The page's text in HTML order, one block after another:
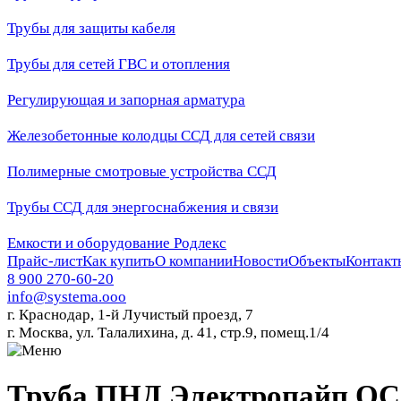
Трубы для защиты кабеля
Трубы для сетей ГВС и отопления
Регулирующая и запорная арматура
Железобетонные колодцы ССД для сетей связи
Полимерные смотровые устройства ССД
Трубы ССД для энергоснабжения и связи
Емкости и оборудование Родлекс
Прайс-листКак купитьО компанииНовостиОбъекты
8 900 270-60-20
info@systema.ooo
г. Краснодар, 1-й Лучистый проезд, 7
г. Москва, ул. Талалихина, д. 41, стр.9, помещ.1/4